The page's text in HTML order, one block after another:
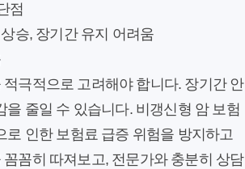
점
승, 장기간 유지 어려움
극적으로 고려해야 합니다. 장기간 안
줄일 수 있습니다. 비갱신형 암 보험
인한 보험료 급증 위험을 방지하고
꼼히 따져보고, 전문가와 충분히 상담